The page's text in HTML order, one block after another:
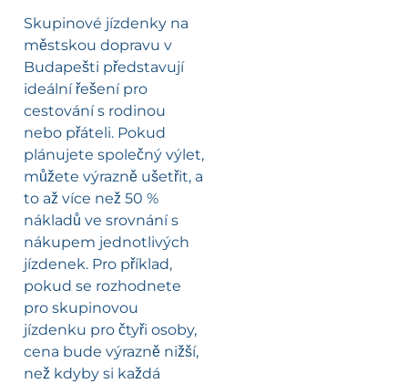
Skupinové jízdenky na
městskou dopravu v
Budapešti představují
ideální řešení pro
cestování s rodinou
nebo přáteli. Pokud
plánujete společný výlet,
můžete výrazně ušetřit, a
to až více než 50 %
nákladů ve srovnání s
nákupem jednotlivých
jízdenek. Pro příklad,
pokud se rozhodnete
pro skupinovou
jízdenku pro čtyři osoby,
cena bude výrazně nižší,
než kdyby si každá